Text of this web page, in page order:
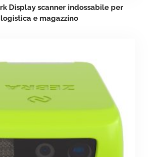
Display scanner indossabile per
logistica e magazzino